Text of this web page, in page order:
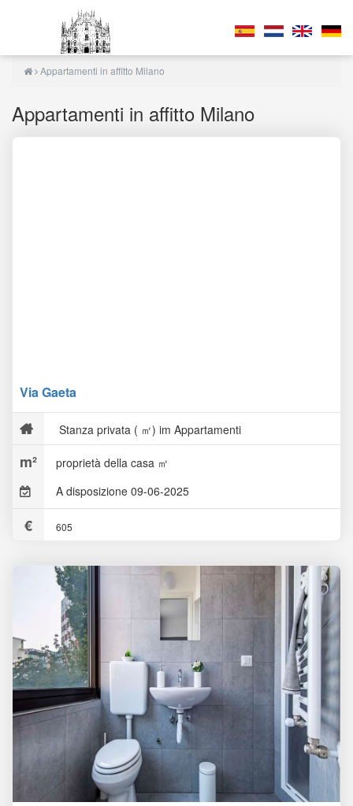
Appartamenti in affitto Milano
Appartamenti in affitto Milano
Via Gaeta
Stanza privata ( ㎡) im Appartamenti
proprietà della casa ㎡
A disposizione 09-06-2025
605